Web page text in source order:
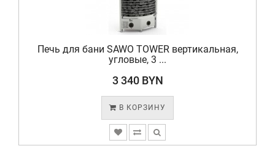
Печь для бани SAWO TOWER вертикальная,
угловые, 3 ...
3 340 BYN
В КОРЗИНУ